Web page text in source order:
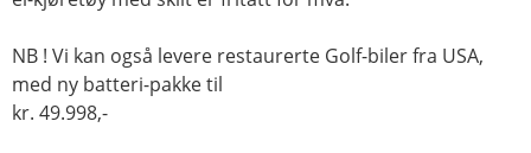
NB ! Vi kan også levere restaurerte Golf-biler fra USA,
med ny batteri-pakke til
kr. 49.998,-